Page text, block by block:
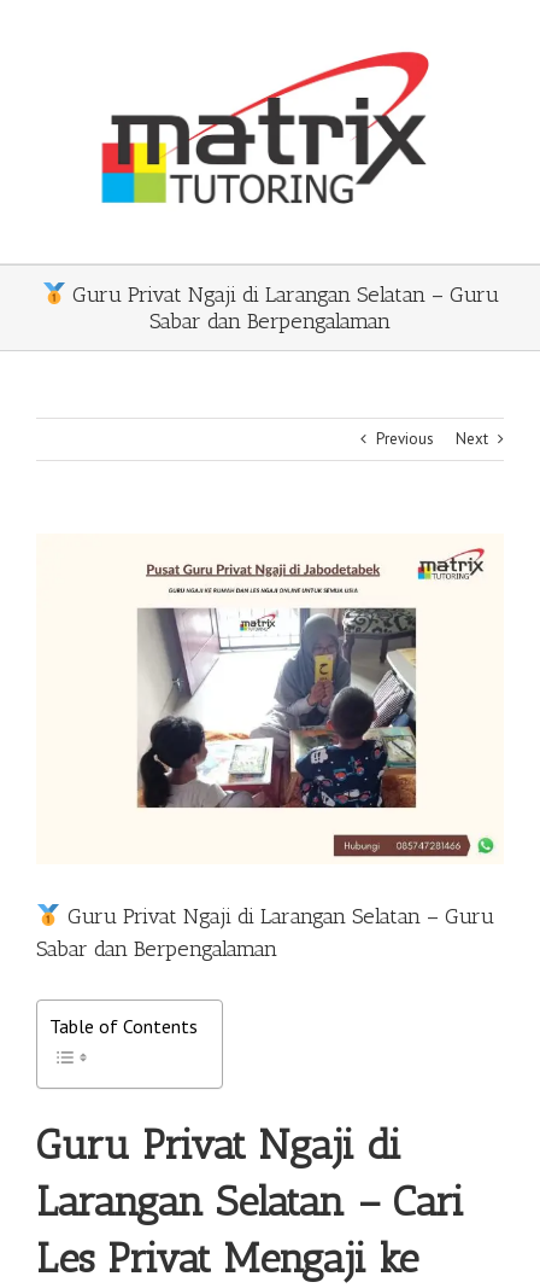
Guru Privat Ngaji di Larangan Selatan – Guru
Sabar dan Berpengalaman
Previous Next
Guru Privat Ngaji di Larangan Selatan – Guru
Sabar dan Berpengalaman
Table of Contents
Guru Privat Ngaji di
Larangan Selatan – Cari
Les Privat Mengaji ke